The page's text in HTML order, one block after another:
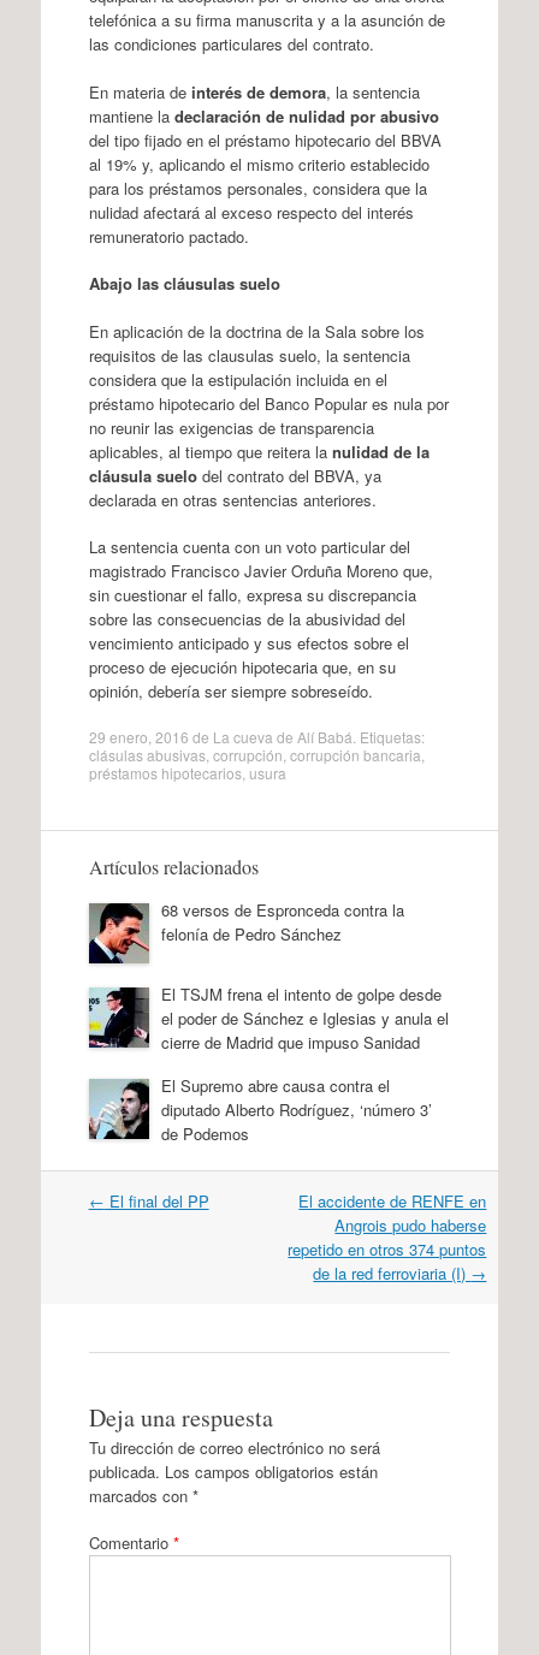
telefónica a su firma manuscrita y a la asunción de
las condiciones particulares del contrato.
En materia de interés de demora, la sentencia
mantiene la declaración de nulidad por abusivo
del tipo fijado en el préstamo hipotecario del BBVA
al 19% y, aplicando el mismo criterio establecido
para los préstamos personales, considera que la
nulidad afectará al exceso respecto del interés
remuneratorio pactado.
Abajo las cláusulas suelo
En aplicación de la doctrina de la Sala sobre los
requisitos de las clausulas suelo, la sentencia
considera que la estipulación incluida en el
préstamo hipotecario del Banco Popular es nula por
no reunir las exigencias de transparencia
aplicables, al tiempo que reitera la nulidad de la
cláusula suelodel contrato del BBVA, ya
declarada en otras sentencias anteriores.
La sentencia cuenta con un voto particular del
magistrado Francisco Javier Orduña Moreno que,
sin cuestionar el fallo, expresa su discrepancia
sobre las consecuencias de la abusividad del
vencimiento anticipado y sus efectos sobre el
proceso de ejecución hipotecaria que, en su
opinión, debería ser siempre sobreseído.
29 enero, 2016 de La cueva de Alí Babá . Etiquetas:
clásulas abusivas, corrupción corrupción bancaria
préstamos hipotecarios, usura
Artículos relacionados
68 versos de Espronceda contra la
felonía de Pedro Sánchez
El TSJM frena el intento de golpe desde
el poder de Sánchez e Iglesias y anula el
cierre de Madrid que impuso Sanidad
El Supremo abre causa contra el
diputado Alberto Rodríguez, ‘número 3’
de Podemos
Navegación
← El final del PP
El accidente de RENFE en
Angrois pudo haberse
repetido en otros 374 puntos
de la red ferroviaria (I) →
Deja una respuesta
Tu dirección de correo electrónico no será
publicada. Los campos obligatorios están
marcados con *
Comentario *